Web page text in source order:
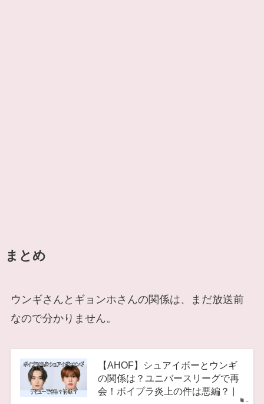
まとめ
ウンギさんとギョンホさんの関係は、まだ放送前
なので分かりません。
–
【AHOF】シュアイボーとウンギ
の関係は？ユニバースリーグで再
会！ボイプラ炎上の件は悪編？ |